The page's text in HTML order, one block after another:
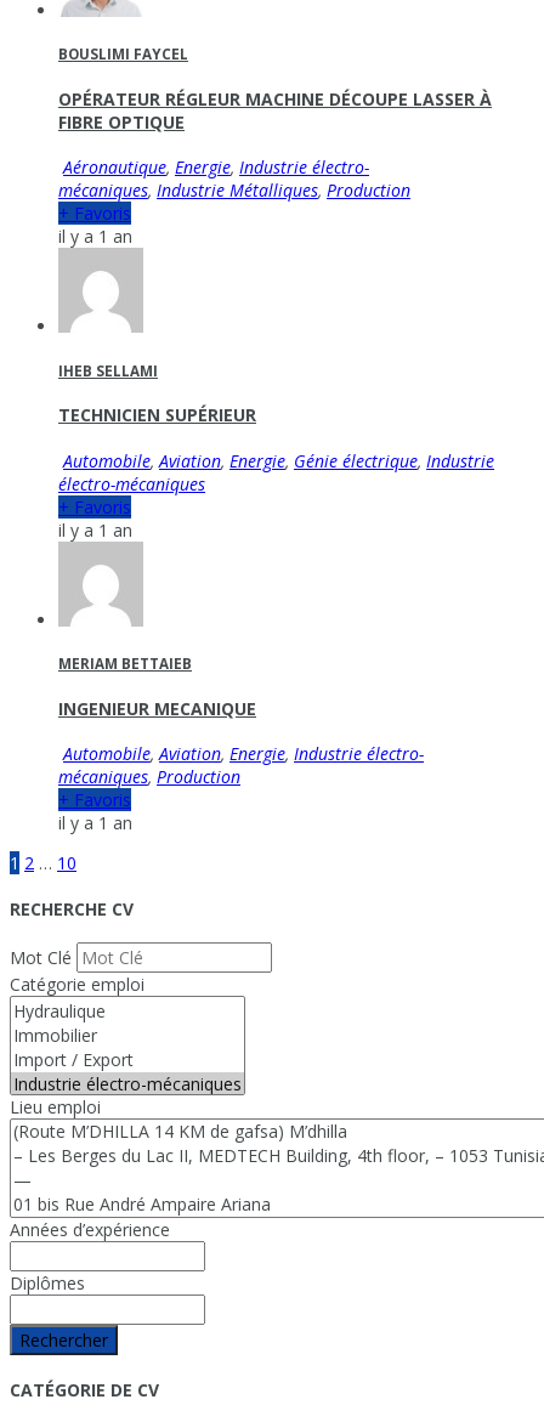
BOUSLIMI FAYCEL
OPÉRATEUR RÉGLEUR MACHINE DÉCOUPE LASSER À
FIBRE OPTIQUE
Aéronautique, Energie, Industrie électro-
mécaniques, Industrie Métalliques, Production
+ Favoris
il y a 1 an
IHEB SELLAMI
TECHNICIEN SUPÉRIEUR
Automobile, Aviation, Energie, Génie électrique, Industrie
électro-mécaniques
+ Favoris
il y a 1 an
MERIAM BETTAIEB
INGENIEUR MECANIQUE
Automobile,Aviation, Energie, Industrie électro-
mécaniques, Production
+ Favoris
il y a 1 an
1 2 … 10
RECHERCHE CV
Mot Clé
Catégorie emploi
Lieu emploi
Années d’expérience
Diplômes
Rechercher
CATÉGORIE DE CV